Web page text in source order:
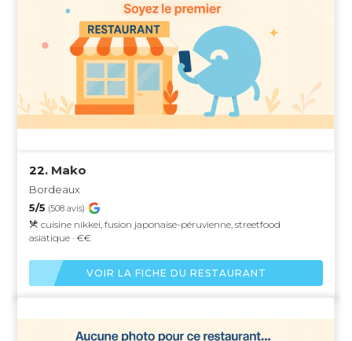
22. Mako
Bordeaux
5/5 (508 avis)
cuisine nikkei, fusion japonaise-péruvienne, streetfood
asiatique · €€
VOIR LA FICHE DU RESTAURANT